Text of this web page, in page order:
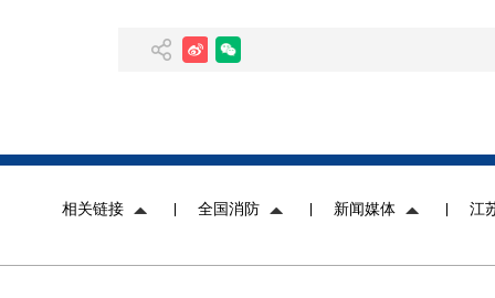
相关链接 全国消防 新闻媒体 江